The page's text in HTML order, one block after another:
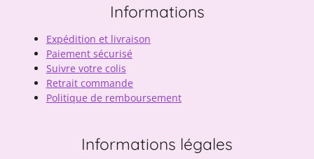
Informations
Expédition et livraison
Paiement sécurisé
Suivre votre colis
Retrait commande
Politique de remboursement
Informations légales